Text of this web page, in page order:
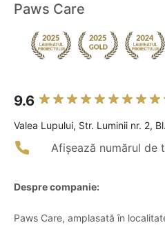
Paws Care
9.6
Valea Lupului, Str. Luminii nr. 2,
Afișează numărul de
Despre companie:
Paws Care, amplasată în